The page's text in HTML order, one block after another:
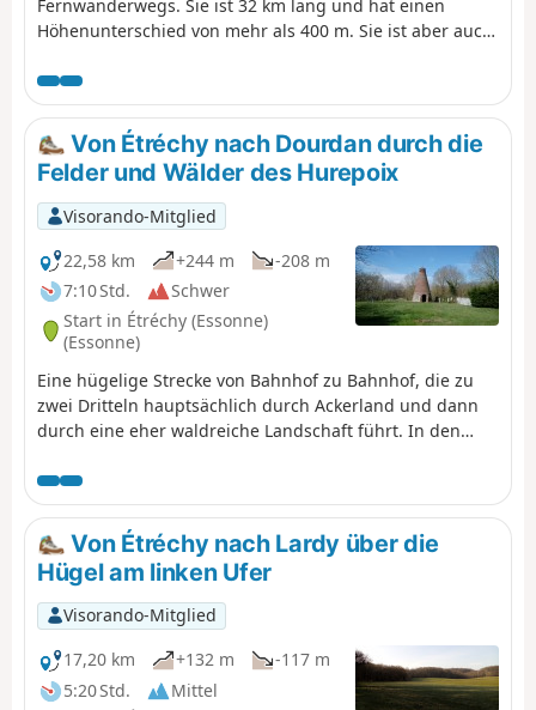
Fernwanderwegs. Sie ist 32 km lang und hat einen
Höhenunterschied von mehr als 400 m. Sie ist aber auch
und führt an wunderschönen Sehenswürdigkeiten
vorbei, wie der Kirche Saint-Sulpice, der Kirche Saint-
Yon, der Kirche von Sermaise sowie dem Schloss von
Dourdan. In dieser Stadt gibt es noch weitere
Sehenswürdigkeiten zu besichtigen. Der größte Teil der
Strecke verläuft durch die Landschaft, mit mehreren
Aufstiegen und Abstiegen in den Tälern. Die Strecke
führt durch zahlreiche mehr oder weniger große Dörfer.
Von Étréchy nach Dourdan durch die
Felder und Wälder des Hurepoix
Visorando-Mitglied
22,58 km
+244 m
-208 m
7:10 Std.
Schwer
Start in Étréchy (Essonne)
(Essonne)
Eine hügelige Strecke von Bahnhof zu Bahnhof, die zu
zwei Dritteln hauptsächlich durch Ackerland und dann
durch eine eher waldreiche Landschaft führt. In den
reiches ländliches Kulturerbe zu entdecken. In Dourdan
bilden der Spaziergang entlang der Orge, die Kirche aus
dem 12. bis 13. Jahrhundert und die Burg einen
wunderschönen Abschluss.
Von Étréchy nach Lardy über die
Hügel am linken Ufer
Visorando-Mitglied
17,20 km
+132 m
-117 m
5:20 Std.
Mittel